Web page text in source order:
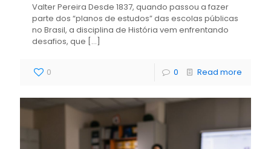
Valter Pereira Desde 1837, quando passou a fazer
parte dos “planos de estudos” das escolas públicas
no Brasil, a disciplina de História vem enfrentando
desafios, que […]
0 0 Read more